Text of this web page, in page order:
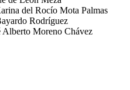
del Rocío Mota Palmas
Rodríguez
Alberto Moreno Chávez